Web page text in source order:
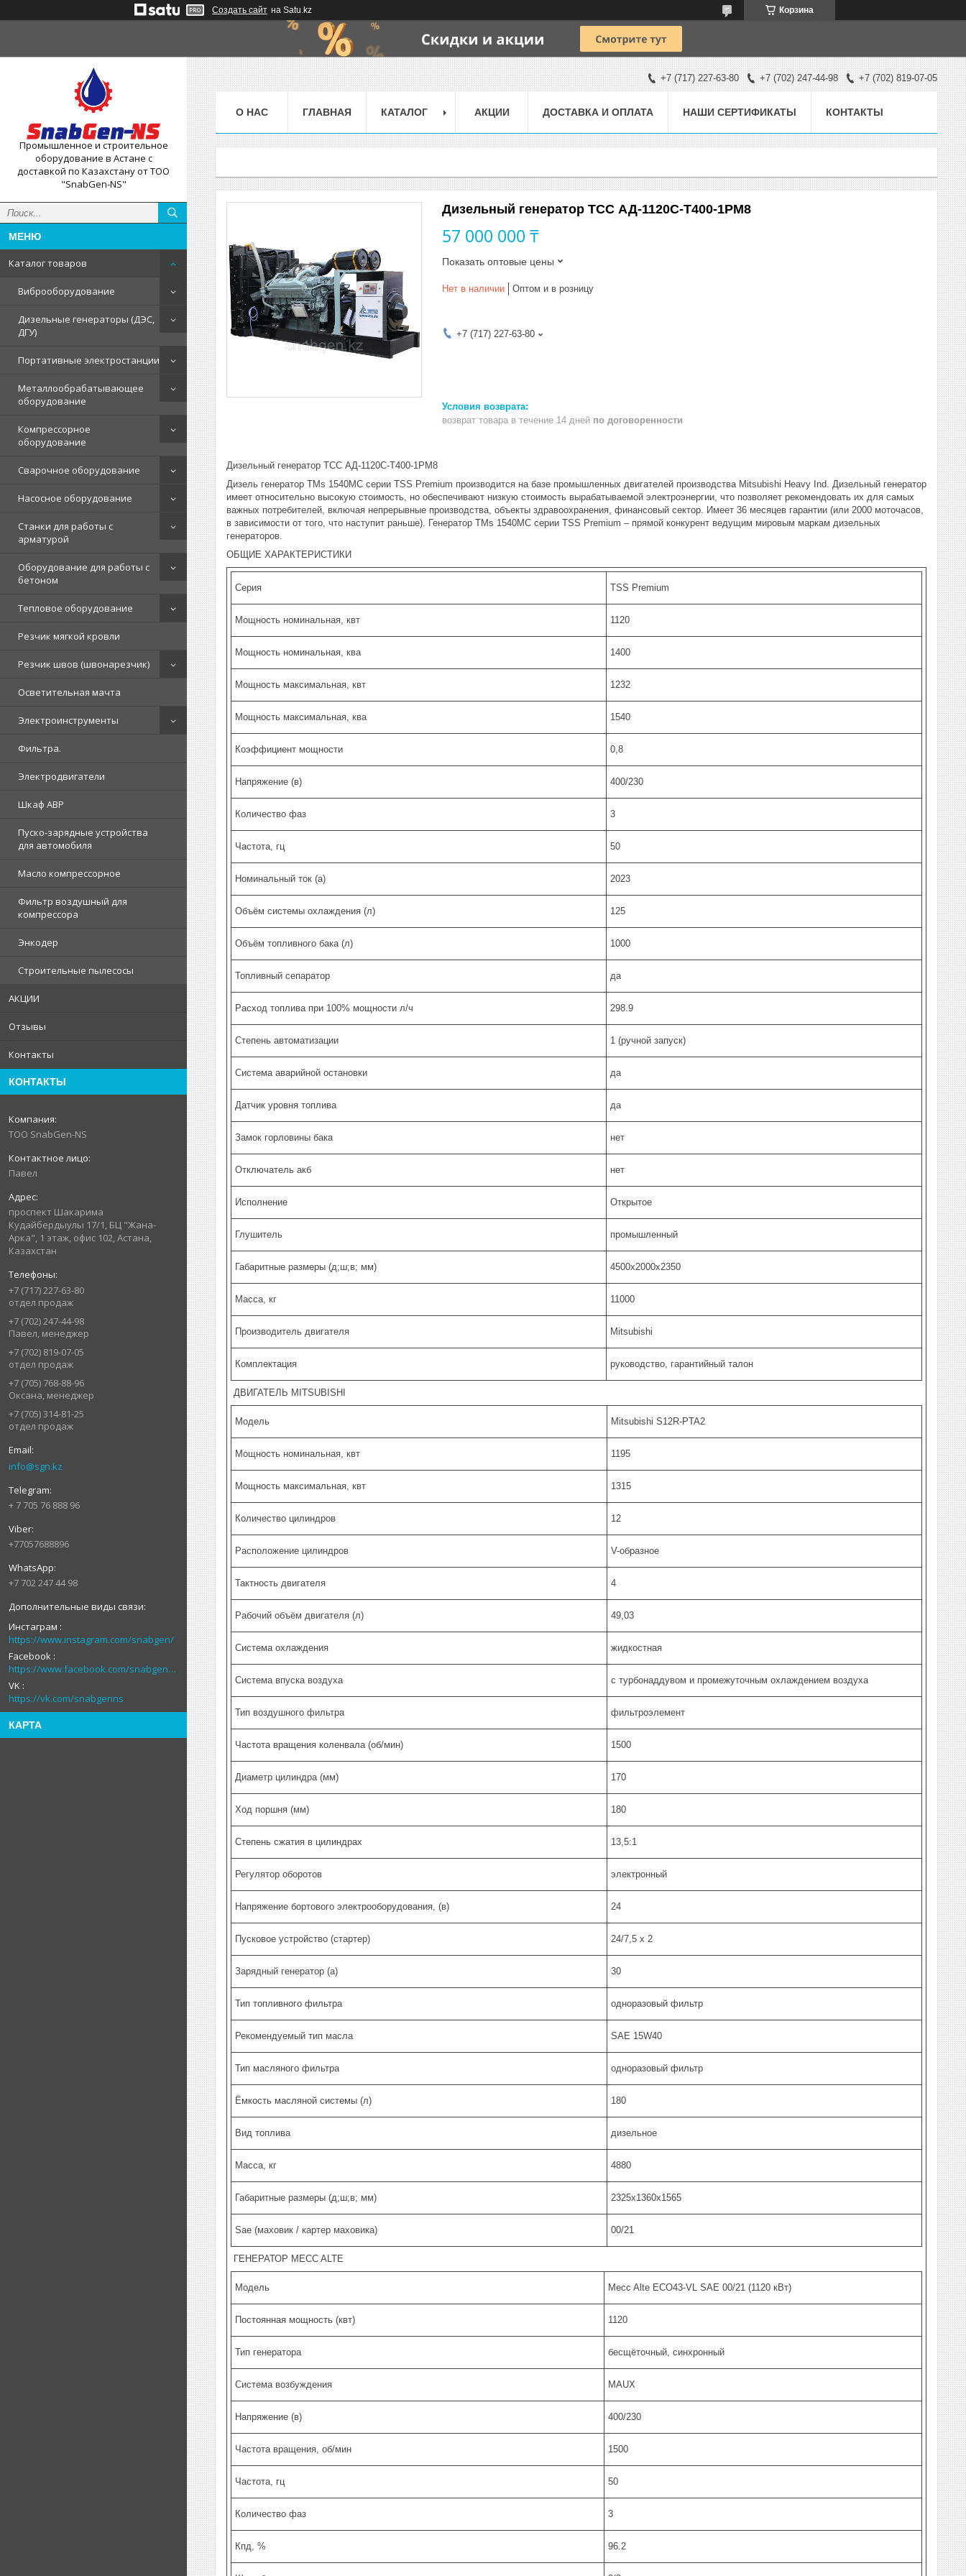
Создать сайт на Satu.kz Корзина
Промышленное и строительное
оборудование в Астане с
доставкой по Казахстану от ТОО
"SnabGen-NS"
Каталог товаров
Виброоборудование
Дизельные генераторы (ДЭС,
ДГУ)
Портативные электростанции
Металлообрабатывающее
оборудование
Компрессорное
оборудование
Сварочное оборудование
Насосное оборудование
Станки для работы с
арматурой
Оборудование для работы с
бетоном
Тепловое оборудование
Резчик мягкой кровли
Резчик швов (швонарезчик)
Осветительная мачта
Электроинструменты
Фильтра.
Электродвигатели
Шкаф АВР
Пуско-зарядные устройства
для автомобиля
Масло компрессорное
Фильтр воздушный для
компрессора
Энкодер
Строительные пылесосы
АКЦИИ
Отзывы
Контакты
КОНТАКТЫ
ТОО SnabGen-NS
Павел
проспект Шакарима
Кудайбердыулы 17/1, БЦ "Жана-
Арка", 1 этаж, офис 102, Астана,
Казахстан
+7 (717) 227-63-80
отдел продаж
+7 (702) 247-44-98
Павел, менеджер
+7 (702) 819-07-05
отдел продаж
+7 (705) 768-88-96
Оксана, менеджер
+7 (705) 314-81-25
отдел продаж
info@sgn.kz
+ 7 705 76 888 96
+77057688896
+7 702 247 44 98
Инстаграм
https://www.instagram.com/snabgen/
Facebook
https://www.facebook.com/snabgenNS
VK
https://vk.com/snabgenns
КАРТА
+7 (717) 227-63-80 +7 (702) 247-44-98 +7 (702) 819-07-05
О НАС ГЛАВНАЯ КАТАЛОГ АКЦИИ ДОСТАВКА И ОПЛАТА НАШИ СЕРТИФИКАТЫ КОНТАКТЫ
Дизельный генератор ТСС АД-1120С-Т400-1РМ8
57 000 000 ₸
Показать оптовые цены
Нет в наличии Оптом и в розницу
+7 (717) 227-63-80
возврат товара в течение 14 дней по договоренности
Дизельный генератор ТСС АД-1120С-Т400-1РМ8
Дизель генератор TMs 1540MC серии TSS Premium производится на базе промышленных двигателей производства Mitsubishi Heavy Ind. Дизельный генератор
имеет относительно высокую стоимость, но обеспечивают низкую стоимость вырабатываемой электроэнергии, что позволяет рекомендовать их для самых
важных потребителей, включая непрерывные производства, объекты здравоохранения, финансовый сектор. Имеет 36 месяцев гарантии (или 2000 моточасов,
в зависимости от того, что наступит раньше). Генератор TMs 1540MC серии TSS Premium – прямой конкурент ведущим мировым маркам дизельных
генераторов.
ОБЩИЕ ХАРАКТЕРИСТИКИ
Серия TSS Premium
Мощность номинальная, квт 1120
Мощность номинальная, ква 1400
Мощность максимальная, квт 1232
Мощность максимальная, ква 1540
Коэффициент мощности 0,8
Напряжение (в) 400/230
Количество фаз 3
Частота, гц 50
Номинальный ток (а) 2023
Объём системы охлаждения (л) 125
Объём топливного бака (л) 1000
Топливный сепаратор да
Расход топлива при 100% мощности л/ч 298.9
Степень автоматизации 1 (ручной запуск)
Система аварийной остановки да
Датчик уровня топлива да
Замок горловины бака нет
Отключатель акб нет
Исполнение Открытое
Глушитель промышленный
Габаритные размеры (д;ш;в; мм) 4500х2000х2350
Масса, кг 11000
Производитель двигателя Mitsubishi
Комплектация руководство, гарантийный талон
ДВИГАТЕЛЬ MITSUBISHI
Модель Mitsubishi S12R-PTA2
Мощность номинальная, квт 1195
Мощность максимальная, квт 1315
Количество цилиндров 12
Расположение цилиндров V-образное
Тактность двигателя 4
Рабочий объём двигателя (л) 49,03
Система охлаждения жидкостная
Система впуска воздуха с турбонаддувом и промежуточным охлаждением воздуха
Тип воздушного фильтра фильтроэлемент
Частота вращения коленвала (об/мин) 1500
Диаметр цилиндра (мм) 170
Ход поршня (мм) 180
Степень сжатия в цилиндрах 13,5:1
Регулятор оборотов электронный
Напряжение бортового электрооборудования, (в) 24
Пусковое устройство (стартер) 24/7,5 х 2
Зарядный генератор (а) 30
Тип топливного фильтра одноразовый фильтр
Рекомендуемый тип масла SAE 15W40
Тип масляного фильтра одноразовый фильтр
Ёмкость масляной системы (л) 180
Вид топлива дизельное
Масса, кг 4880
Габаритные размеры (д;ш;в; мм) 2325x1360x1565
Sae (маховик / картер маховика) 00/21
ГЕНЕРАТОР MECC ALTE
Модель Mecc Alte ECO43-VL SAE 00/21 (1120 кВт)
Постоянная мощность (квт) 1120
Тип генератора бесщёточный, синхронный
Система возбуждения MAUX
Напряжение (в) 400/230
Частота вращения, об/мин 1500
Частота, гц 50
Количество фаз 3
Кпд, % 96.2